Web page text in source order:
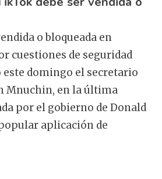
o bloqueada en
cuestiones de seguridad
domingo el secretario
Mnuchin, en la última
por el gobierno de Donald
aplicación de